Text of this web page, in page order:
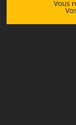
Vous